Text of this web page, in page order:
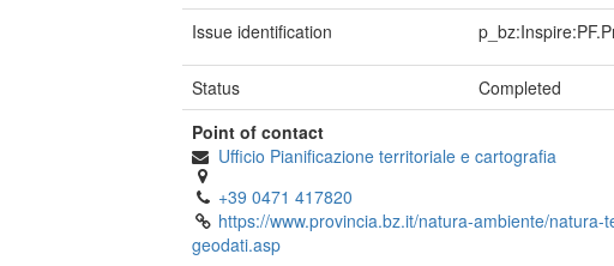
Issue identification
Status
Completed
Point of contact
Ufficio Pianificazione territoriale e cartografia
+39 0471 417820
https://www.provincia.bz.it/natura-ambiente/
geodati.asp